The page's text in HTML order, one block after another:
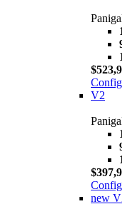
V2
new